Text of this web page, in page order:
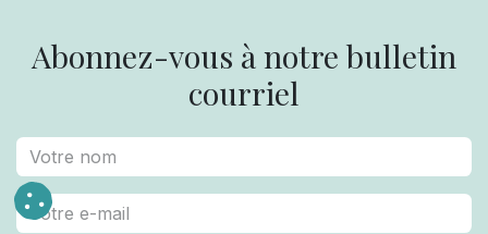
Abonnez-vous à notre bulletin
courriel